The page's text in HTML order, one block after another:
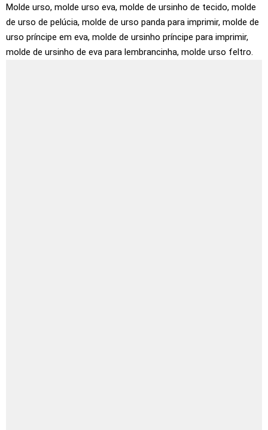
Molde urso, molde urso eva, molde de ursinho de tecido, molde
de urso de pelúcia, molde de urso panda para imprimir, molde de
urso príncipe em eva, molde de ursinho príncipe para imprimir,
molde de ursinho de eva para lembrancinha, molde urso feltro.